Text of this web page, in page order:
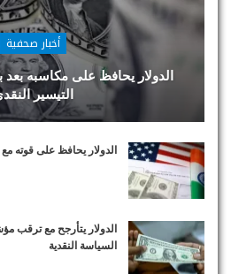
أخبار صحفية
الدولار يحافظ على مكاسبه
التيسير
الدولار يحافظ على قوته
الدولار يتأرجح مع ترقب
السياسة النقدية